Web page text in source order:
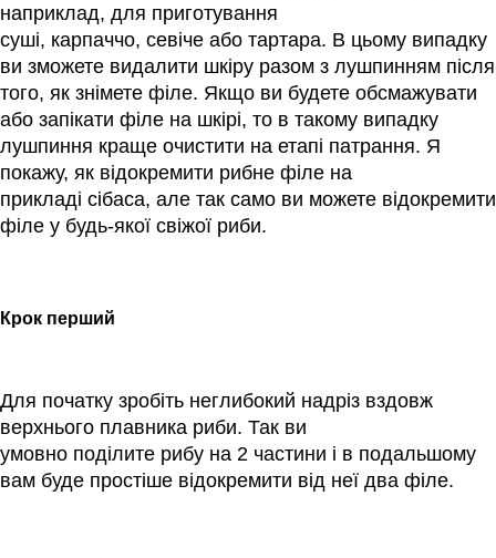
наприклад, для приготування
суші, карпаччо, севіче або тартара. В цьому випадку
ви зможете видалити шкіру разом з лушпинням після
того, як знімете філе. Якщо ви будете обсмажувати
або запікати філе на шкірі, то в такому випадку
лушпиння краще очистити на етапі патрання. Я
покажу, як відокремити рибне філе на
прикладі сібаса, але так само ви можете відокремити
філе у будь-якої свіжої риби.
Крок перший
Для початку зробіть неглибокий надріз вздовж
верхнього плавника риби. Так ви
умовно поділите рибу на 2 частини і в подальшому
вам буде простіше відокремити від неї два філе.